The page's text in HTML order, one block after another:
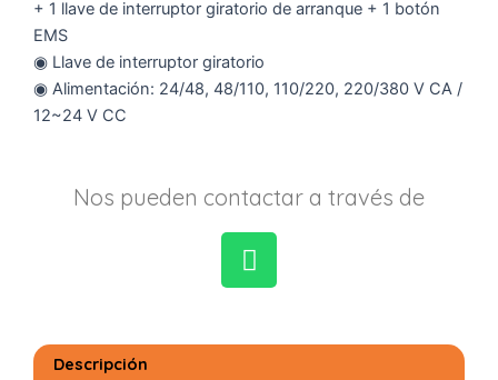
+ 1 llave de interruptor giratorio de arranque + 1 botón
EMS
◉ Llave de interruptor giratorio
◉ Alimentación: 24/48, 48/110, 110/220, 220/380 V CA /
12~24 V CC
Nos pueden contactar a través de
W
a
Descripción